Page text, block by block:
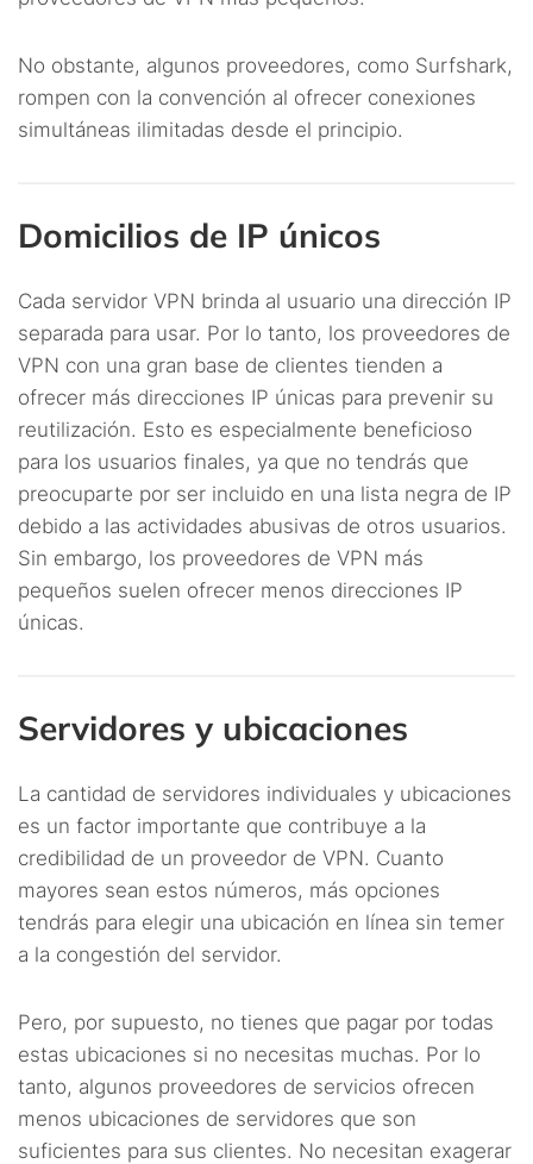
No obstante, algunos proveedores, como Surfshark,
rompen con la convención al ofrecer conexiones
simultáneas ilimitadas desde el principio.
Domicilios de IP únicos
Cada servidor VPN brinda al usuario una dirección IP
separada para usar. Por lo tanto, los proveedores de
VPN con una gran base de clientes tienden a
ofrecer más direcciones IP únicas para prevenir su
reutilización. Esto es especialmente beneficioso
para los usuarios finales, ya que no tendrás que
preocuparte por ser incluido en una lista negra de IP
debido a las actividades abusivas de otros usuarios.
Sin embargo, los proveedores de VPN más
pequeños suelen ofrecer menos direcciones IP
únicas.
Servidores y ubicaciones
La cantidad de servidores individuales y ubicaciones
es un factor importante que contribuye a la
credibilidad de un proveedor de VPN. Cuanto
mayores sean estos números, más opciones
tendrás para elegir una ubicación en línea sin temer
a la congestión del servidor.
Pero, por supuesto, no tienes que pagar por todas
estas ubicaciones si no necesitas muchas. Por lo
tanto, algunos proveedores de servicios ofrecen
menos ubicaciones de servidores que son
suficientes para sus clientes. No necesitan exagerar